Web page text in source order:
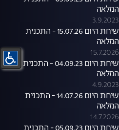
המלאה
3.9.2023
שיחת היום 15.07.26 - התכנית
המלאה
15.7.2026
שיחת היום 04.09.23 - התכנית
המלאה
4.9.2023
שיחת היום 14.07.26 - התכנית
המלאה
14.7.2026